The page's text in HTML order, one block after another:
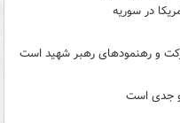
در سوریه
و رهنمودهای رهبر شهید است
جدی است